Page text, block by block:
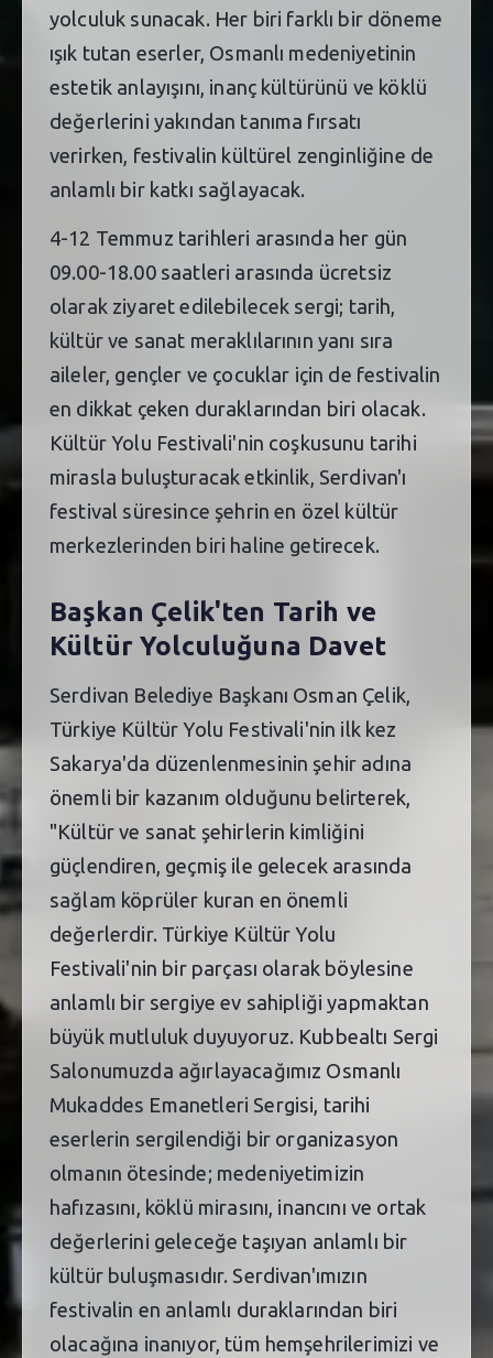
yolculuk sunacak. Her biri farklı bir döneme
ışık tutan eserler, Osmanlı medeniyetinin
estetik anlayışını, inanç kültürünü ve köklü
değerlerini yakından tanıma fırsatı
verirken, festivalin kültürel zenginliğine de
anlamlı bir katkı sağlayacak.
4-12 Temmuz tarihleri arasında her gün
09.00-18.00 saatleri arasında ücretsiz
olarak ziyaret edilebilecek sergi; tarih,
kültür ve sanat meraklılarının yanı sıra
aileler, gençler ve çocuklar için de festivalin
en dikkat çeken duraklarından biri olacak.
Kültür Yolu Festivali'nin coşkusunu tarihi
mirasla buluşturacak etkinlik, Serdivan'ı
festival süresince şehrin en özel kültür
merkezlerinden biri haline getirecek.
Başkan Çelik'ten Tarih ve
Kültür Yolculuğuna Davet
Serdivan Belediye Başkanı Osman Çelik,
Türkiye Kültür Yolu Festivali'nin ilk kez
Sakarya'da düzenlenmesinin şehir adına
önemli bir kazanım olduğunu belirterek,
"Kültür ve sanat şehirlerin kimliğini
güçlendiren, geçmiş ile gelecek arasında
sağlam köprüler kuran en önemli
değerlerdir. Türkiye Kültür Yolu
Festivali'nin bir parçası olarak böylesine
anlamlı bir sergiye ev sahipliği yapmaktan
büyük mutluluk duyuyoruz. Kubbealtı Sergi
Salonumuzda ağırlayacağımız Osmanlı
Mukaddes Emanetleri Sergisi, tarihi
eserlerin sergilendiği bir organizasyon
olmanın ötesinde; medeniyetimizin
hafızasını, köklü mirasını, inancını ve ortak
değerlerini geleceğe taşıyan anlamlı bir
kültür buluşmasıdır. Serdivan'ımızın
festivalin en anlamlı duraklarından biri
olacağına inanıyor, tüm hemşehrilerimizi ve